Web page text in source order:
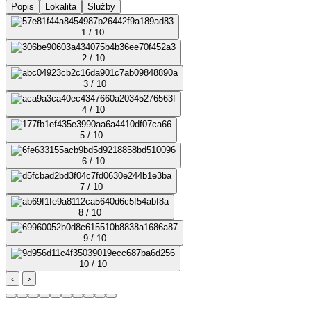
Popis
Lokalita Služby
1 / 10
2 / 10
3 / 10
4 / 10
5 / 10
6 / 10
7 / 10
8 / 10
9 / 10
10 / 10
‹
›